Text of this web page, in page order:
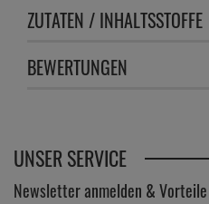
ZUTATEN / INHALTSSTOFFE
BEWERTUNGEN
UNSER SERVICE
Newsletter anmelden &